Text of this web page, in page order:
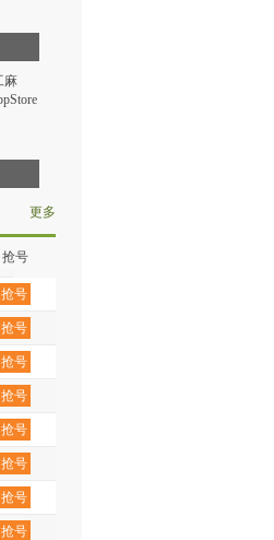
更多
抢号
抢号
抢号
抢号
抢号
抢号
抢号
抢号
抢号